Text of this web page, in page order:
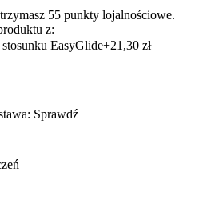
55 punkty lojalnościowe.
z:
EasyGlide+21,30 zł
Sprawdź